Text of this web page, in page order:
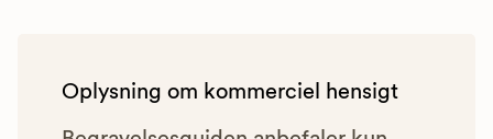
Oplysning om kommerciel hensigt